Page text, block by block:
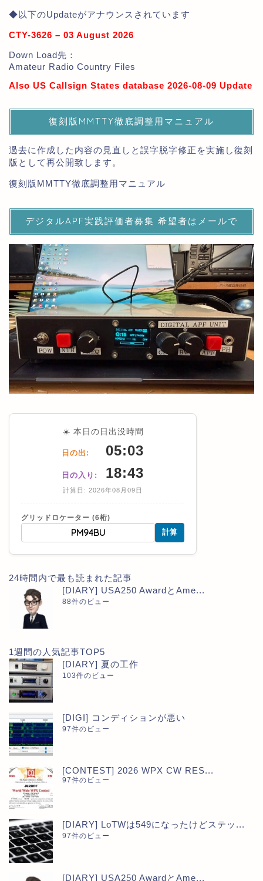
◆以下のUpdateがアナウンスされています
CTY-3626 – 03 August 2026
Down Load先：
Amateur Radio Country Files
Also US Callsign States database 2026-08-09 Update
復刻版MMTTY徹底調整用マニュアル
過去に作成した内容の見直しと誤字脱字修正を実施し復刻
版として再公開致します。
復刻版MMTTY徹底調整用マニュアル
デジタルAPF実践評価者募集 希望者はメールで
☀️ 本日の日出没時間
日の出: 05:03
日の入り: 18:43
計算日: 2026年08月09日
グリッドロケーター (6桁)
計算
24時間内で最も読まれた記事
[DIARY] USA250 AwardとAme...
88件のビュー
1週間の人気記事TOP5
[DIARY] 夏の工作
103件のビュー
[DIGI] コンディションが悪い
97件のビュー
[CONTEST] 2026 WPX CW RES...
97件のビュー
[DIARY] LoTWは549になったけどステッ...
97件のビュー
[DIARY] USA250 AwardとAme...